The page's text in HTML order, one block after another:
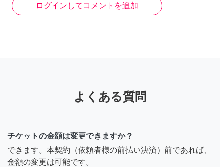
ログインしてコメントを追加
よくある質問
チケットの金額は変更できますか？
できます。本契約（依頼者様の前払い決済）前であれば、
金額の変更は可能です。